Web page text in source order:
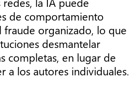
de comportamiento
fraude organizado, lo que
desmantelar
completas, en lugar de
a los autores individuales.